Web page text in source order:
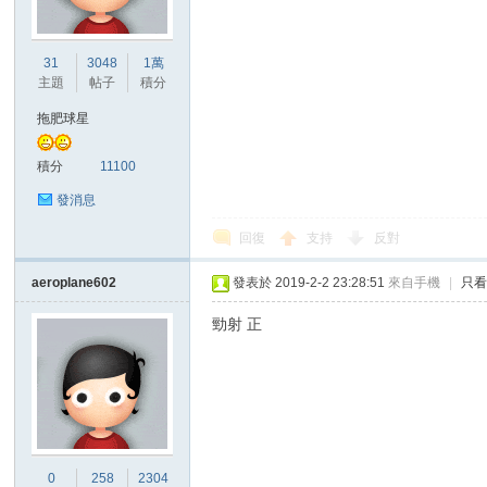
31
主題
3048
帖子
1萬
積分
拖肥球星
積分 11100
發消息
回復 支持 反對
aeroplane602
0 258 2304
發表於 2019-2-2 23:28:51 來自手機 只
勁射 正